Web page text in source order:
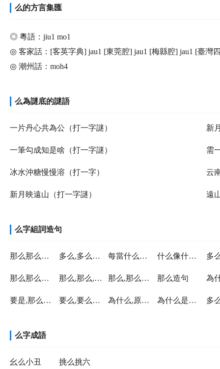
么的方言集匯
◎ 粵語：jiu1 mo1
◎ 客家話：[客英字典] jau1 [東莞腔] jau1 [梅縣腔] jau1 [臺灣
◎ 潮州話：moh4
么為謎底的謎語
一片丹心共為公（打一字謎） 新
一筆勾成知是啥（打一字謎） 需
冰水沖糖慢慢溶（打一字） 云
新月映遠山（打一字謎） 遠
么字組詞造句
那么那么造句 多么,多么造句 每當什么就什么造句 什么像什么造句
那么那么那么那么造句 那么,那么,那么,那么造句 那么,那么造句 那么造句
要是,那么造句 要么,要么造句 為什么,原來造句 為什么是因為造句
么字成語
幺么小丑 挑么挑六